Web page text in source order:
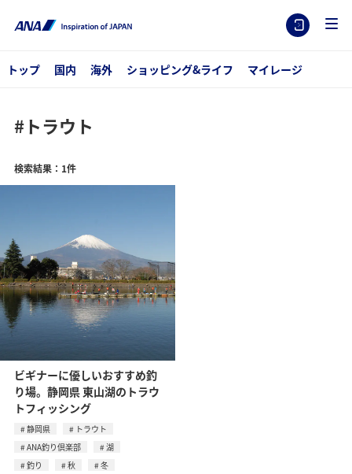
トップ 国内 海外 ショッピング&ライフ マイレージ
#トラウト
検索結果：1件
ビギナーに優しいおすすめ釣
り場。静岡県 東山湖のトラウ
トフィッシング
静岡県
トラウト
ANA釣り倶楽部
湖
釣り
秋 冬